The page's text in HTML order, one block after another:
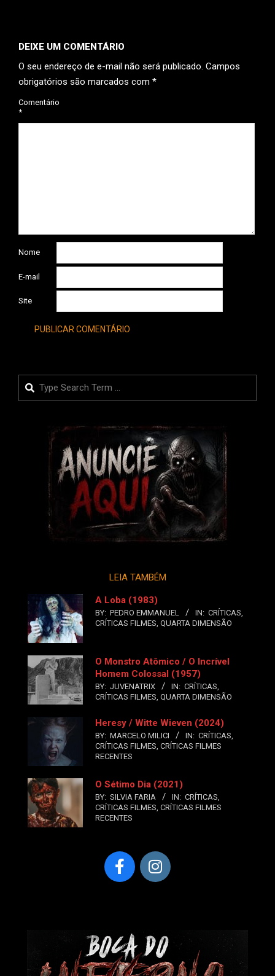
DEIXE UM COMENTÁRIO
O seu endereço de e-mail não será publicado. Campos
obrigatórios são marcados com *
Comentário
*
Nome
E-mail
Site
Search
LEIA TAMBÉM
A Loba (1983)
BY: PEDRO EMMANUEL IN: CRÍTICAS
CRÍTICAS FILMES QUARTA DIMENSÃO
O Monstro Atômico / O Incrível
Homem Colossal (1957)
BY: JUVENATRIX IN: CRÍTICAS
CRÍTICAS FILMES QUARTA DIMENSÃO
Heresy / Witte Wieven (2024)
BY: MARCELO MILICI IN: CRÍTICAS
CRÍTICAS FILMES CRÍTICAS FILMES
RECENTES
O Sétimo Dia (2021)
BY: SILVIA FARIA IN: CRÍTICAS
CRÍTICAS FILMES CRÍTICAS FILMES
RECENTES